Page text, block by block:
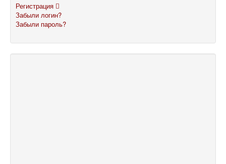
Регистрация
Забыли логин?
Забыли пароль?